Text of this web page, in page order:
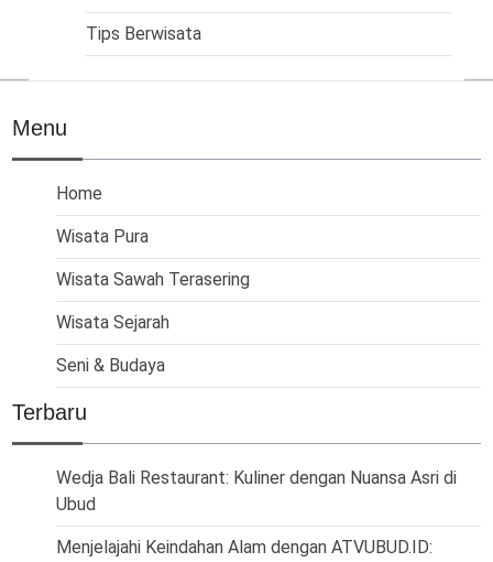
Tips Berwisata
Menu
Home
Wisata Pura
Wisata Sawah Terasering
Wisata Sejarah
Seni & Budaya
Terbaru
Wedja Bali Restaurant: Kuliner dengan Nuansa Asri di
Ubud
Menjelajahi Keindahan Alam dengan ATVUBUD.ID: